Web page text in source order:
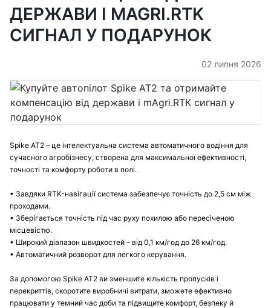
ДЕРЖАВИ І MAGRI.RTK
СИГНАЛ У ПОДАРУНОК
02 липня 2026
Spike AT2 – це інтелектуальна система автоматичного водіння для
сучасного агробізнесу, створена для максимальної ефективності,
точності та комфорту роботи в полі.
• Завдяки RTK-навігації система забезпечує точність до 2,5 см між
проходами.
• Зберігається точність під час руху похилою або пересіченою
місцевістю.
• Широкий діапазон швидкостей – від 0,1 км/год до 26 км/год.
• Автоматичний розворот для легкого керування.
За допомогою Spike AT2 ви зменшите кількість пропусків і
перекриттів, скоротите виробничі витрати, зможете ефективно
працювати у темний час доби та підвищите комфорт, безпеку й